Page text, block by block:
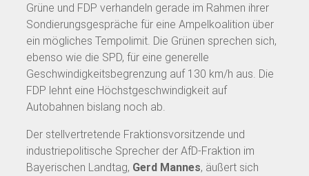
Grüne und FDP verhandeln gerade im Rahmen ihrer
Sondierungsgespräche für eine Ampelkoalition über
ein mögliches Tempolimit. Die Grünen sprechen sich,
ebenso wie die SPD, für eine generelle
Geschwindigkeitsbegrenzung auf 130 km/h aus. Die
FDP lehnt eine Höchstgeschwindigkeit auf
Autobahnen bislang noch ab.
Der stellvertretende Fraktionsvorsitzende und
industriepolitische Sprecher der AfD-Fraktion im
Bayerischen Landtag, Gerd Mannes, äußert sich